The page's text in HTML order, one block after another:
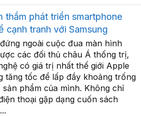
thầm phát triển smartphone
cạnh tranh với Samsung
ngoài cuộc đua màn hình
các đối thủ châu Á thống trị,
có giá trị nhất thế giới Apple
tăng tốc để lấp đầy khoảng trống
phẩm của mình. Không chỉ
thoại gập dạng cuốn sách